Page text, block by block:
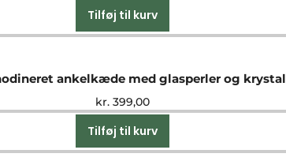
Tilføj til kurv
ankelkæde med glasperler og krystal
kr.399,00
Tilføj til kurv